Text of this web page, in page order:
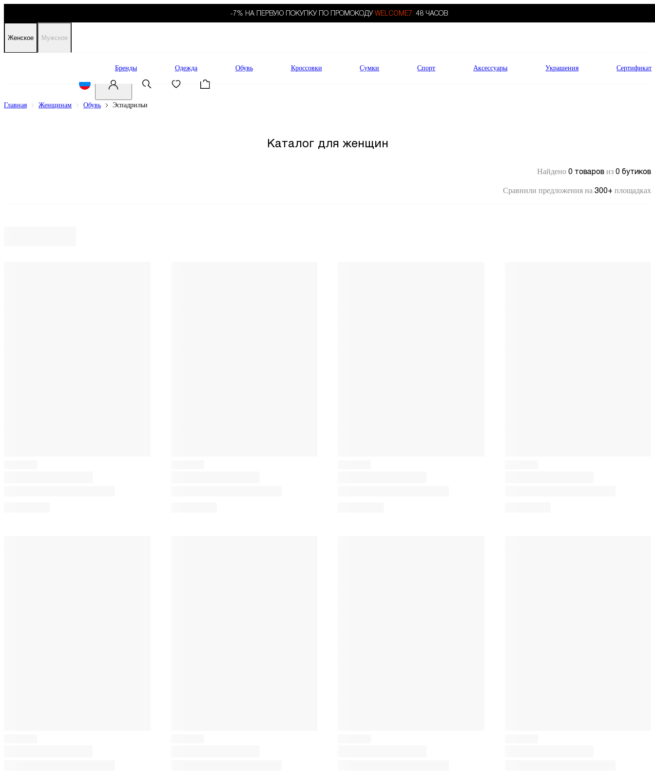
-7% НА ПЕРВУЮ ПОКУПКУ ПО ПРОМОКОДУ WELCOME7. 48 ЧАСОВ
Женское Мужское
Бренды Одежда Обувь Кроссовки Сумки Спорт Аксессуары Украшения Сертификат
Главная Женщинам Обувь Эспадрильи
Каталог для женщин
Найдено 0 товаров из 0 бутиков
Сравнили предложения на 300+ площадках